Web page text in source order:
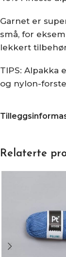
Garnet er
små, for
lekkert
TIPS: Alpakka
og nylon-
Relaterte